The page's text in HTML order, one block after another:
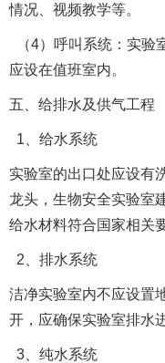
情况、视频教学等。
（4）呼叫系统：实验
应设在值班室内。
五、给排水及供气工程
1、给水系统
实验室的出口处应设有
龙头，生物安全实验室
给水材料符合国家相关
2、排水系统
洁净实验室内不应设置
开，应确保实验室排水
3、纯水系统